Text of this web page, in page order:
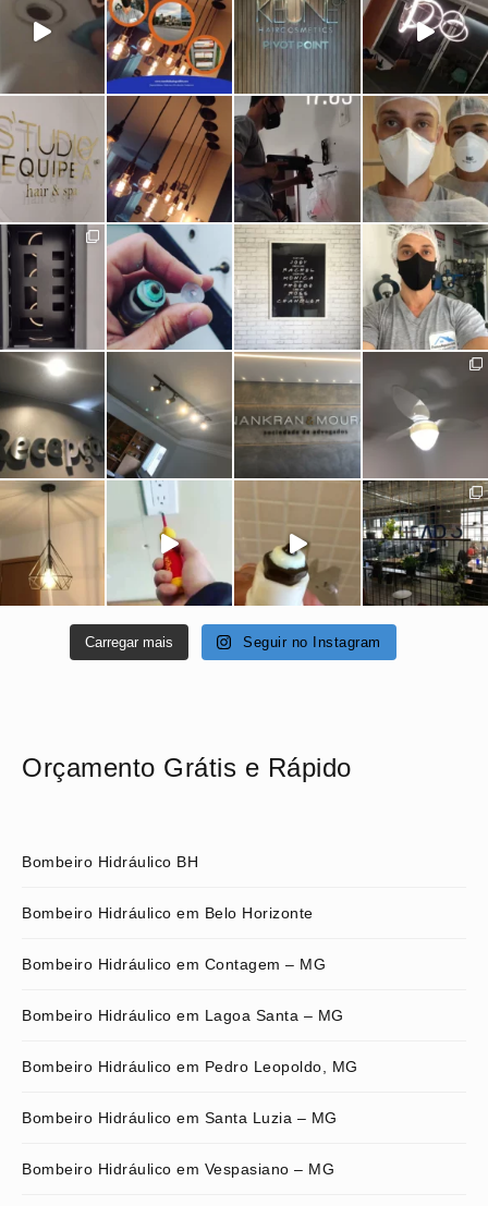
Carregar mais Seguir no Instagram
Orçamento Grátis e Rápido
Bombeiro Hidráulico BH
Bombeiro Hidráulico em Belo Horizonte
Bombeiro Hidráulico em Contagem – MG
Bombeiro Hidráulico em Lagoa Santa – MG
Bombeiro Hidráulico em Pedro Leopoldo, MG
Bombeiro Hidráulico em Santa Luzia – MG
Bombeiro Hidráulico em Vespasiano – MG